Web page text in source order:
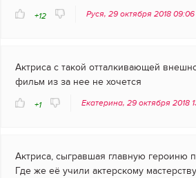
+12 Руся, 29 октября 2018 09:06
Актриса с такой отталкивающей
фильм из за нее не хочется
+1 Екатерина, 29 октября 2018
Актриса, сыгравшая главную героиню
Где же её учили актерскому